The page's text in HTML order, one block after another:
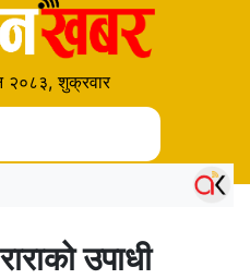
२०८३, शुक्रवार
उपाधी